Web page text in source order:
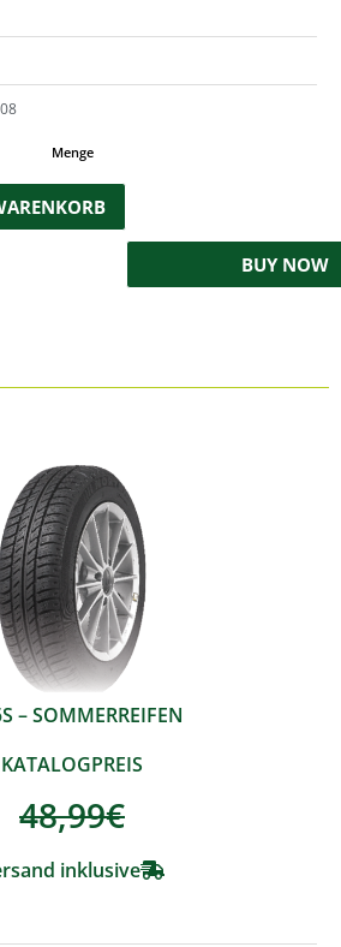
Menge
BUY NOW
– SOMMERREIFEN
KATALOGPREIS
48,99€
inklusive